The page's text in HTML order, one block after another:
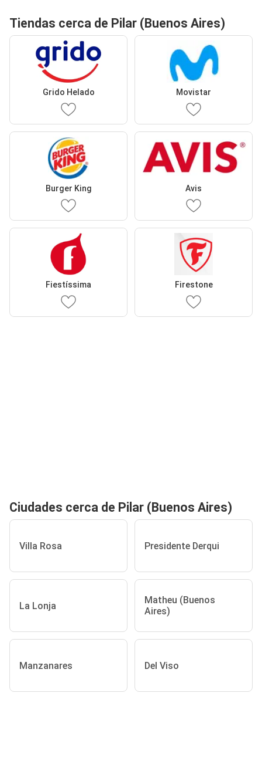
Tiendas cerca de Pilar (Buenos Aires)
Grido Helado Movistar
Burger King Avis
Fiestíssima Firestone
Ciudades cerca de Pilar (Buenos Aires)
Villa Rosa Presidente Derqui
La Lonja
Matheu (Buenos
Aires)
Manzanares Del Viso